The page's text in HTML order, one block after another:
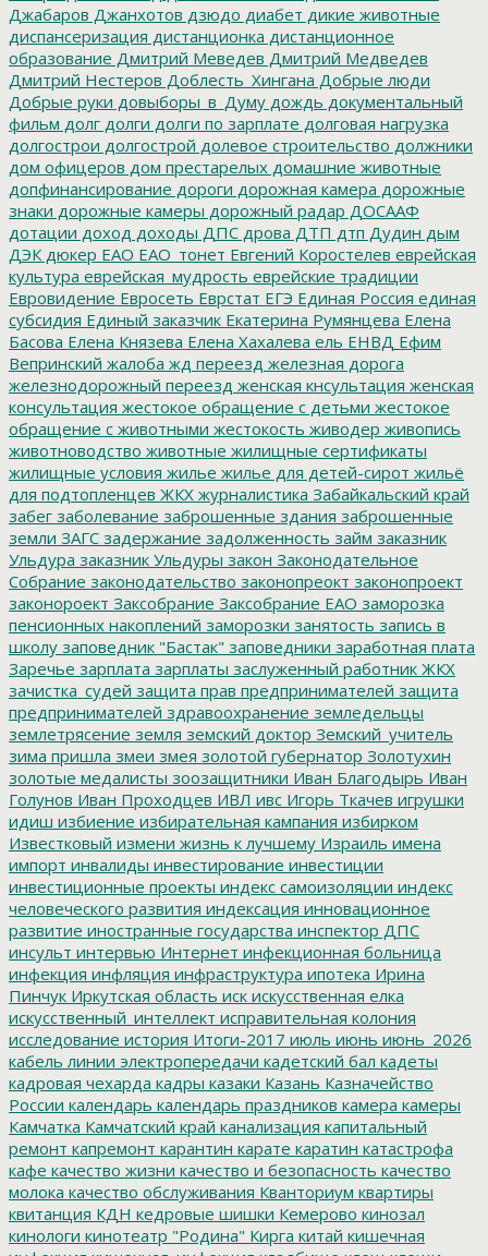
Джабаров Джанхотов дзюдо диабет дикие животные
диспансеризация дистанционка дистанционное
образование Дмитрий Меведев Дмитрий Медведев
Дмитрий Нестеров Доблесть_Хингана Добрые люди
Добрые руки довыборы_в_Думу дождь документальный
фильм долг долги долги по зарплате долговая нагрузка
долгострои долгострой долевое строительство должники
дом офицеров дом престарелых домашние животные
допфинансирование дороги дорожная камера дорожные
знаки дорожные камеры дорожный радар ДОСААФ
дотации доход доходы ДПС дрова ДТП дтп Дудин дым
ДЭК дюкер ЕАО ЕАО_тонет Евгений Коростелев еврейская
культура еврейская_мудрость еврейские традиции
Евровидение Евросеть Еврстат ЕГЭ Единая Россия единая
субсидия Единый заказчик Екатерина Румянцева Елена
Басова Елена Князева Елена Хахалева ель ЕНВД Ефим
Вепринский жалоба жд переезд железная дорога
железнодорожный переезд женская кнсультация женская
консультация жестокое обращение с детьми жестокое
обращение с животными жестокость живодер живопись
животноводство животные жилищные сертификаты
жилищные условия жилье жилье для детей-сирот жильё
для подтопленцев ЖКХ журналистика Забайкальский край
забег заболевание заброшенные здания заброшенные
земли ЗАГС задержание задолженность займ заказник
Ульдура заказник Ульдуры закон Законодательное
Собрание законодательство законопреокт законопроект
законороект Заксобрание Заксобрание ЕАО заморозка
пенсионных накоплений заморозки занятость запись в
школу заповедник "Бастак" заповедники заработная плата
Заречье зарплата зарплаты заслуженный работник ЖКХ
зачистка_судей защита прав предпринимателей защита
предпринимателей здравоохранение земледельцы
землетрясение земля земский доктор Земский_учитель
зима пришла змеи змея золотой губернатор Золотухин
золотые медалисты зоозащитники Иван Благодырь Иван
Голунов Иван Проходцев ИВЛ ивс Игорь Ткачев игрушки
идиш избиение избирательная кампания избирком
Известковый измени жизнь к лучшему Израиль имена
импорт инвалиды инвестирование инвестиции
инвестиционные проекты индекс самоизоляции индекс
человеческого развития индексация инновационное
развитие иностранные государства инспектор ДПС
инсульт интервью Интернет инфекционная больница
инфекция инфляция инфраструктура ипотека Ирина
Пинчук Иркутская область иск искусственная елка
искусственный_интеллект исправительная колония
исследование история Итоги-2017 июль июнь июнь_2026
кабель линии электропередачи кадетский бал кадеты
кадровая чехарда кадры казаки Казань Казначейство
России календарь календарь праздников камера камеры
Камчатка Камчатский край канализация капитальный
ремонт капремонт карантин карате каратин катастрофа
кафе качество жизни качество и безопасность качество
молока качество обслуживания Кванториум квартиры
квитанция КДН кедровые шишки Кемерово кинозал
кинологи кинотеатр "Родина" Кирга китай кишечная